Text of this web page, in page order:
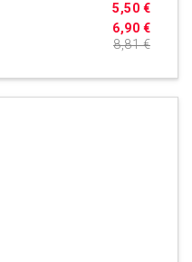
6,90 €
5,50 €
8,81 €